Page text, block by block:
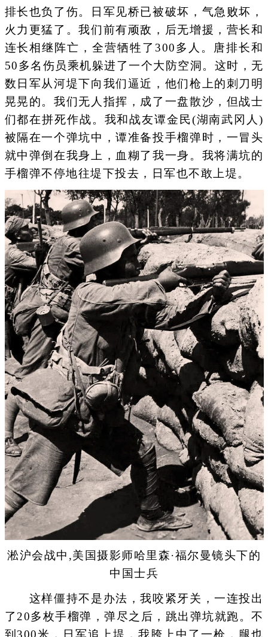
排长也负了伤。日军见桥已被破坏，气急败坏，
火力更猛了。我们前有顽敌，后无增援，营长和
连长相继阵亡，全营牺牲了300多人。唐排长和
50多名伤员乘机躲进了一个大防空洞。这时，无
数日军从河堤下向我们逼近，他们枪上的刺刀明
晃晃的。我们无人指挥，成了一盘散沙，但战士
们都在拼死作战。我和战友谭金民(湖南武冈人)
被隔在一个弹坑中，谭准备投手榴弹时，一冒头
就中弹倒在我身上，血糊了我一身。我将满坑的
手榴弹不停地往堤下投去，日军也不敢上堤。
淞沪会战中,美国摄影师哈里森·福尔曼镜头下的
中国士兵
这样僵持不是办法，我咬紧牙关，一连投出
了20多枚手榴弹，弹尽之后，跳出弹坑就跑。不
到300米，日军追上堤，我胯上中了一枪，腿也